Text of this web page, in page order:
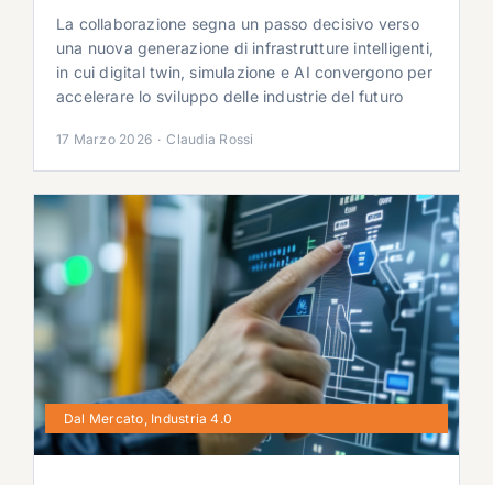
La collaborazione segna un passo decisivo verso
una nuova generazione di infrastrutture intelligenti,
in cui digital twin, simulazione e AI convergono per
accelerare lo sviluppo delle industrie del futuro
17 Marzo 2026 · Claudia Rossi
Dal Mercato Industria 4.0